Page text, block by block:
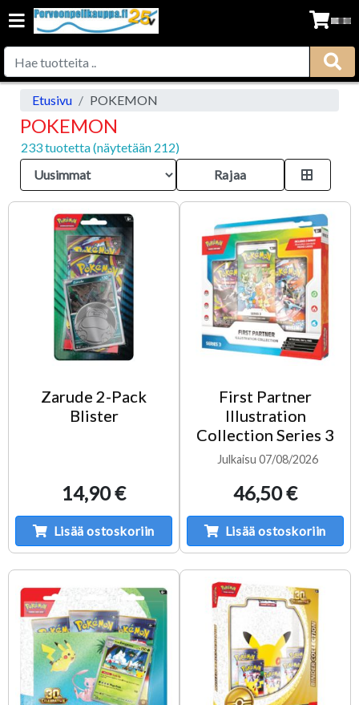
Etusivu POKEMON
POKEMON
233 tuotetta (näytetään 212)
Rajaa
Zarude 2-Pack
Blister
14,90 €
Lisää ostoskoriin
First Partner
Illustration
Collection Series 3
Julkaisu 07/08/2026
46,50 €
Lisää ostoskoriin